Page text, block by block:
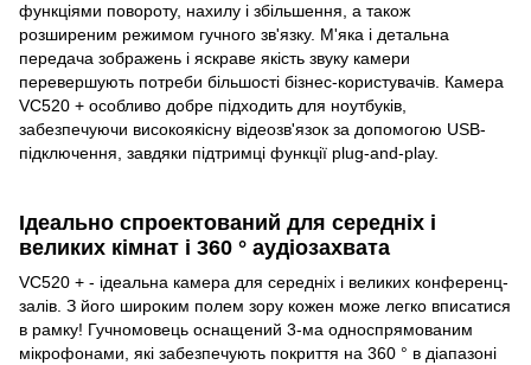
функціями повороту, нахилу і збільшення, а також
розширеним режимом гучного зв'язку. М'яка і детальна
передача зображень і яскраве якість звуку камери
перевершують потреби більшості бізнес-користувачів. Камера
VC520 + особливо добре підходить для ноутбуків,
забезпечуючи високоякісну відеозв'язок за допомогою USB-
підключення, завдяки підтримці функції plug-and-play.
Ідеально спроектований для середніх і
великих кімнат і 360 ° аудіозахвата
VC520 + - ідеальна камера для середніх і великих конференц-
залів. З його широким полем зору кожен може легко вписатися
в рамку! Гучномовець оснащений 3-ма односпрямованим
мікрофонами, які забезпечують покриття на 360 ° в діапазоні